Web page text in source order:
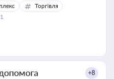
Торгівля
+8